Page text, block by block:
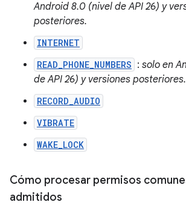
Android 8.0 (nivel de API 26) y
posteriores.
INTERNET
READ_PHONE_NUMBERS : solo en
de API 26) y versiones posteriores.
RECORD_AUDIO
VIBRATE
WAKE_LOCK
Cómo procesar permisos
admitidos